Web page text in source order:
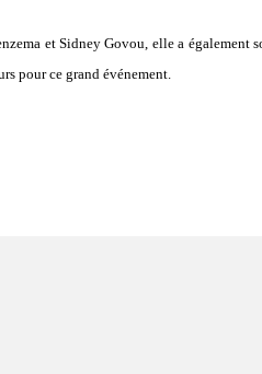
et Sidney Govou, elle a également
pour ce grand événement.